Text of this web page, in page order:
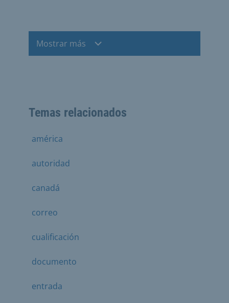
Mostrar más
Temas relacionados
américa
autoridad
canadá
correo
cualificación
documento
entrada